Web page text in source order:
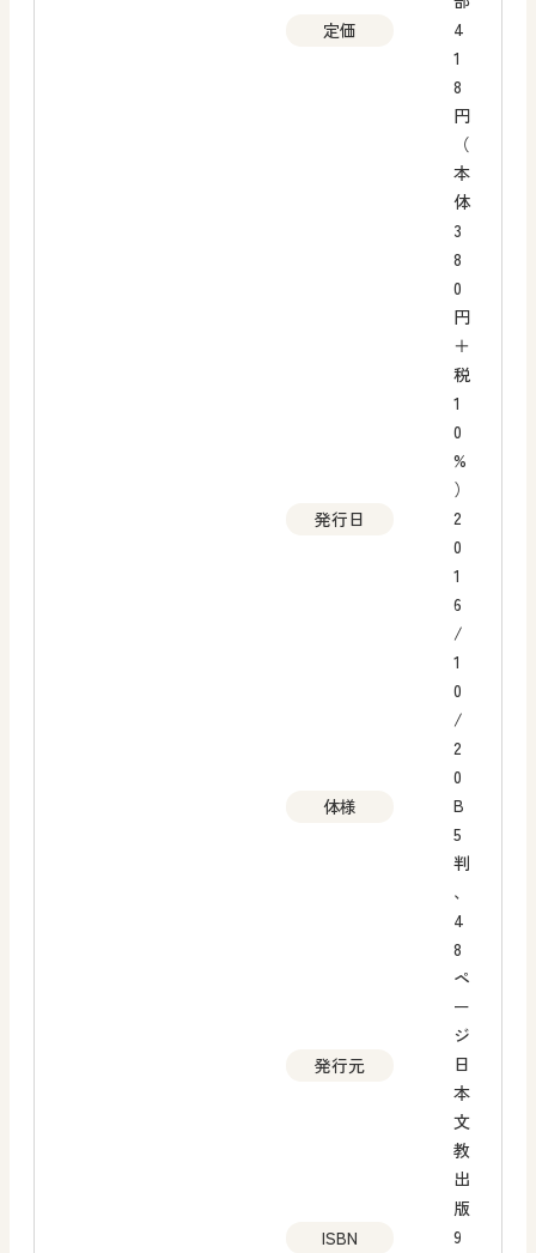
定価
4
1
8
円
（
本
体
3
8
0
円
＋
税
1
0
%
）
発行日
2
0
1
6
/
1
0
/
2
0
体様
B
5
判
、
4
8
ペ
ー
ジ
発行元
日
本
文
教
出
版
ISBN
9